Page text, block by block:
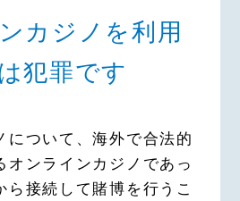
カジノを利用
犯罪です
について、海外で合法的
オンラインカジノであっ
ら接続して賭博を行うこ